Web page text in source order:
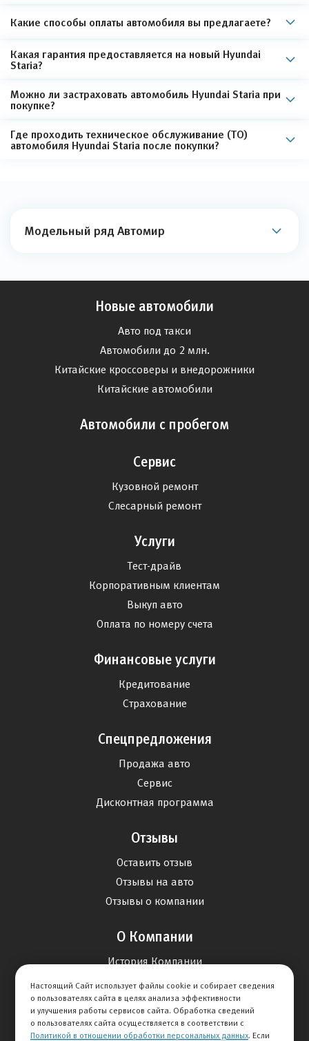
Какие способы оплаты автомобиля вы предлагаете?
Какая гарантия предоставляется на новый Hyundai
Staria?
Можно ли застраховать автомобиль Hyundai Staria при
покупке?
Где проходить техническое обслуживание (ТО)
автомобиля Hyundai Staria после покупки?
Модельный ряд Автомир
Новые автомобили
Авто под такси
Автомобили до 2 млн.
Китайские кроссоверы и внедорожники
Китайские автомобили
Автомобили с пробегом
Сервис
Кузовной ремонт
Слесарный ремонт
Услуги
Тест-драйв
Корпоративным клиентам
Выкуп авто
Оплата по номеру счета
Финансовые услуги
Кредитование
Страхование
Спецпредложения
Продажа авто
Сервис
Дисконтная программа
Отзывы
Оставить отзыв
Отзывы на авто
Отзывы о компании
О Компании
История Компании
Вакансии
Новости
Карта сайта
Настоящий Сайт использует файлы cookie и собирает сведения
о пользователях сайта в целях анализа эффективности
и улучшения работы сервисов сайта. Обработка сведений
о пользователях сайта осуществляется в соответствии с
Политикой в отношении обработки персональных данных. Если